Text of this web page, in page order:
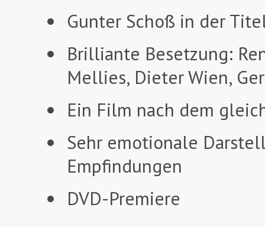
Gunter Schoß in der
Brilliante Besetzung:
Mellies, Dieter Wien,
Ein Film nach dem
Sehr emotionale
Empfindungen
DVD-Premiere